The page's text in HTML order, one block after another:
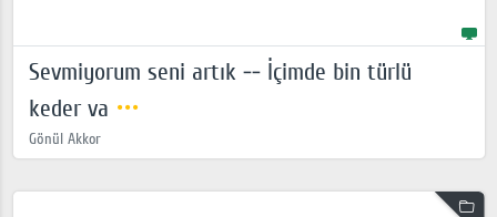
Sevmiyorum seni artık -- İçimde bin türlü
keder va
Gönül Akkor